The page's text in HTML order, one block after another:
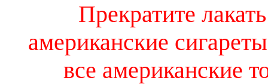
Прекратите
американские
все американские